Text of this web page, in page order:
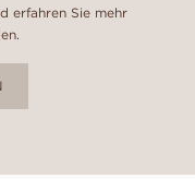
erfahren Sie mehr